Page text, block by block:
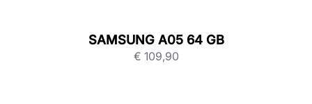
SAMSUNG A05 64 GB
€ 109,90